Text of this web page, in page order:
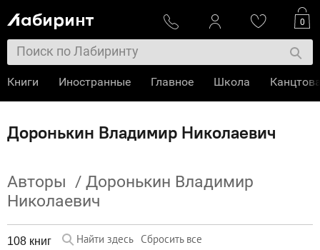
Доронькин Владимир Николаевич
Авторы / Доронькин Владимир
Николаевич
108 книг Найти здесь Сбросить все
0
Книги Иностранные Главное Школа